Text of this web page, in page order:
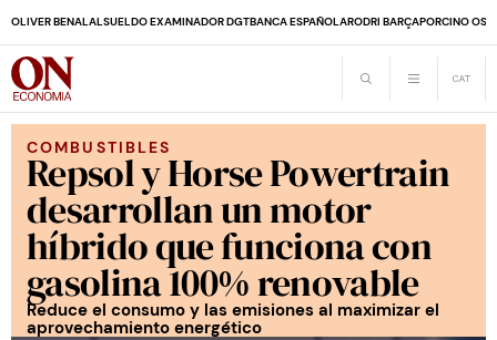
OLIVER BENALALSUELDO EXAMINADOR DGTBANCA ESPAÑOLARODRI BARÇAPORCINO
COMBUSTIBLES
Repsol y Horse Powertrain
desarrollan un motor
híbrido que funciona con
gasolina 100% renovable
Reduce el consumo y las emisiones al maximizar el
aprovechamiento energético